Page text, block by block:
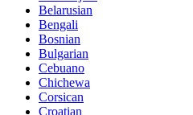
Belarusian
Bengali
Bosnian
Bulgarian
Cebuano
Chichewa
Corsican
Croatian